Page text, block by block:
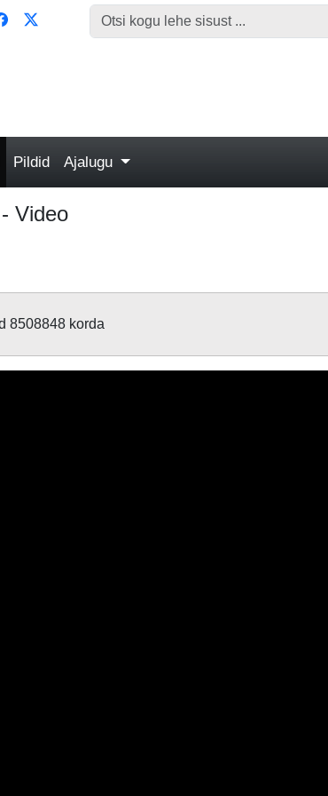
Pildid Ajalugu
Video
8508848 korda